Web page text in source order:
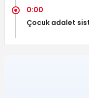
0:00
Çocuk adalet